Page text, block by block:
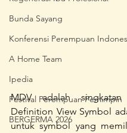
Bunda Sayang
Konferensi Perempuan
A Home Team
Ipedia
Festival Perempuan Pemimpin
BERGERMA 2026
MDV adalah
Definition View Symbol
untuk symbol yang